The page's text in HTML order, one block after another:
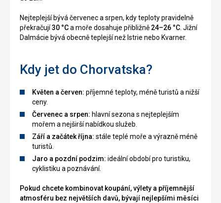
Nejteplejší bývá červenec a srpen, kdy teploty pravidelně
překračují30 °Ca moře dosahuje přibližně 24–26 °C . Jižní
Dalmácie bývá obecně teplejší než Istrie nebo Kvarner.
Kdy jet do Chorvatska?
Květen a červen: příjemné teploty, méně turistů a nižší
ceny.
Červenec a srpen: hlavní sezona s nejteplejším
mořem a nejširší nabídkou služeb.
Září a začátek října: stále teplé moře a výrazně méně
turistů.
Jaro a pozdní podzim: ideální období pro turistiku,
cyklistiku a poznávání.
Pokud chcete kombinovat koupání, výlety a příjemnější
atmosféru bez největších davů, bývají nejlepšími měsíci